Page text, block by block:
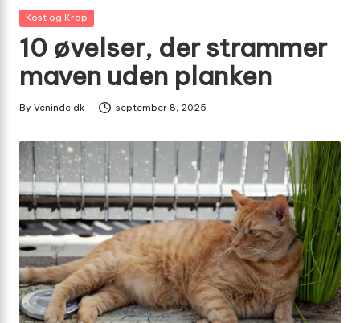
inspiration
Posted
Kost og Krop
10 øvelser, der strammer
maven uden planken
Posted
By Veninde.dk september 8, 2025